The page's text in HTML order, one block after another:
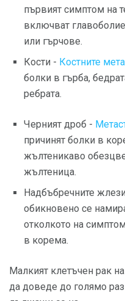
първият симптом на
включват
или гърчове.
Кости - Костните
болки в гърба,
ребрата.
Черният дроб -
причинят болки в
жълтеникаво
жълтеница.
Надбъбречните
обикновено се
отколкото на
в корема.
Малкият клетъчен рак
да доведе до голямо